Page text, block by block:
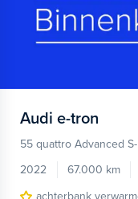
Audi e-tron
55 quattro Advanced
2022
67.000 km